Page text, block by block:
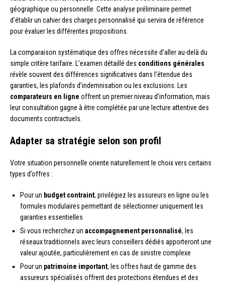
géographique ou personnelle. Cette analyse préliminaire permet
d’établir un cahier des charges personnalisé qui servira de référence
pour évaluer les différentes propositions.
La comparaison systématique des offres nécessite d’aller au-delà du
simple critère tarifaire. L’examen détaillé des conditions générales
révèle souvent des différences significatives dans l’étendue des
garanties, les plafonds d’indemnisation ou les exclusions. Les
comparateurs en ligne offrent un premier niveau d’information, mais
leur consultation gagne à être complétée par une lecture attentive des
documents contractuels.
Adapter sa stratégie selon son profil
Votre situation personnelle oriente naturellement le choix vers certains
types d’offres :
Pour un budget contraint, privilégiez les assureurs en ligne ou les
formules modulaires permettant de sélectionner uniquement les
garanties essentielles
Si vous recherchez un accompagnement personnalisé, les
réseaux traditionnels avec leurs conseillers dédiés apporteront une
valeur ajoutée, particulièrement en cas de sinistre complexe
Pour un patrimoine important, les offres haut de gamme des
assureurs spécialisés offrent des protections étendues et des